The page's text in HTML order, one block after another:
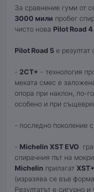
За сравнение гуми от
3000 мили пробег
чисто нова Pilot Road 4
Pilot Road 5 е резултат
- 2CT+ - технология
меката смес е
опора при наклон, по-
особено и при
- последно поколение
- Michelin XST EVO
спирачния път на
Michelin прилагат XST+
(изразява се във
Резултатът е сигурно